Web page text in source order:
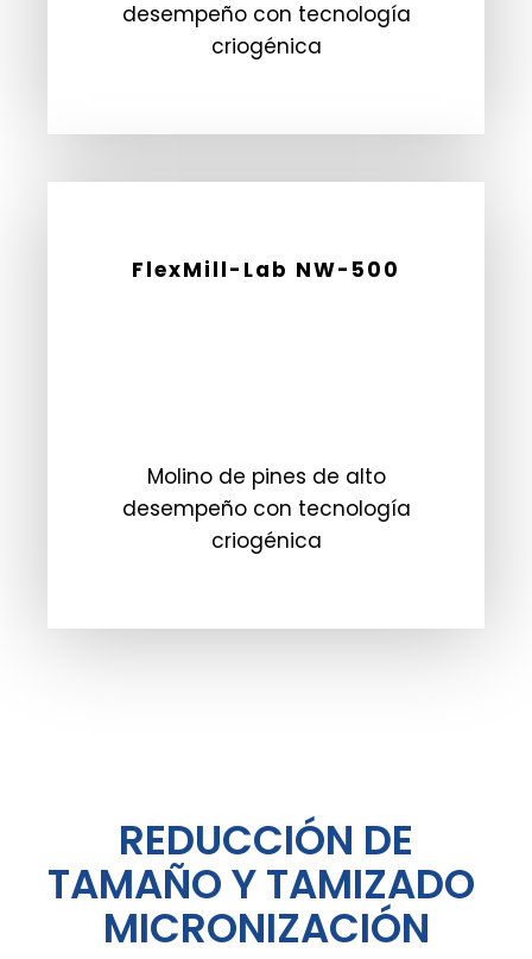
desempeño con tecnología
criogénica
FlexMill-Lab NW-500
Molino de pines de alto
desempeño con tecnología
criogénica
REDUCCIÓN DE
TAMAÑO Y TAMIZADO
MICRONIZACIÓN